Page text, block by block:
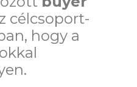
célcsoport-
hogy a